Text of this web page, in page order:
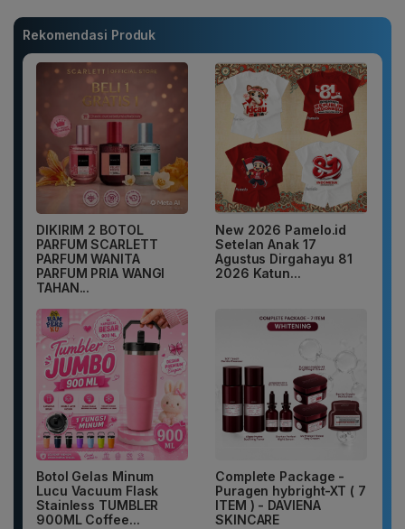
Rekomendasi Produk
DIKIRIM 2 BOTOL
PARFUM SCARLETT
PARFUM WANITA
PARFUM PRIA WANGI
TAHAN...
New 2026 Pamelo.id
Setelan Anak 17
Agustus Dirgahayu 81
2026 Katun...
Botol Gelas Minum
Lucu Vacuum Flask
Stainless TUMBLER
900ML Coffee...
Complete Package -
Puragen hybright-XT ( 7
ITEM ) - DAVIENA
SKINCARE